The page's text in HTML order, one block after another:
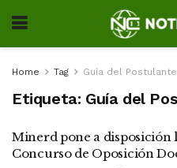
Home Tag Guía del
Etiqueta: Guía del
Minerd pone a disposición
Concurso de Oposición